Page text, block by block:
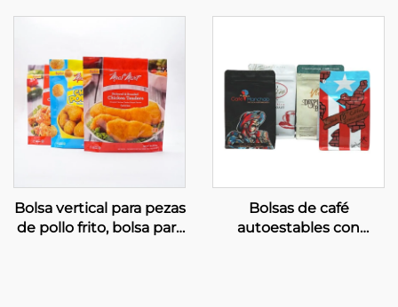
aluminio para alimentos
Bolsa vertical para pezas
de pollo frito, bolsa para
Bolsas de café
autoestables con